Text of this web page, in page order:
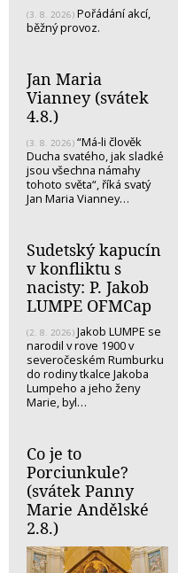
(3. 8. 2026) Pořádání akcí,
běžný provoz.
Jan Maria
Vianney (svátek
4.8.)
(3. 8. 2026) “Má-li člověk
Ducha svatého, jak sladké
jsou všechna námahy
tohoto světa“, říká svatý
Jan Maria Vianney…
Sudetský kapucín
v konfliktu s
nacisty: P. Jakob
LUMPE OFMCap
(2. 8. 2026) Jakob LUMPE se
narodil v rove 1900 v
severočeském Rumburku
do rodiny tkalce Jakoba
Lumpeho a jeho ženy
Marie, byl…
Co je to
Porciunkule?
(svátek Panny
Marie Andělské
2.8.)